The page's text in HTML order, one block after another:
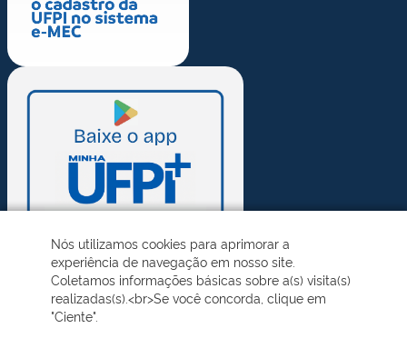
Nós utilizamos cookies para aprimorar a
experiência de navegação em nosso site.
Coletamos informações básicas sobre a(s) visita(s)
realizadas(s).<br>Se você concorda, clique em
"Ciente".